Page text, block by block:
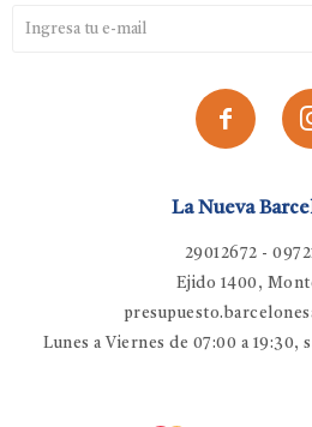
La Nueva
29012672 -
Ejido 1400,
Lunes a Viernes de 07:00 a 19:30,
